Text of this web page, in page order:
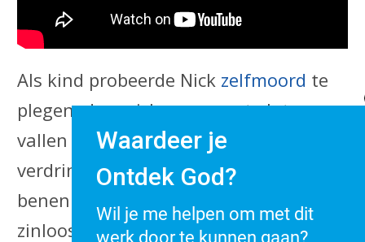
Als kind probeerde Nick zelfmoord te
plegen, door zich voorover te laten
vallen in bad, in de hoop dat hij zou
verdrinken. Hij had geen armen of
benen en vond zijn leven volkomen
zinloos.
Waardeer je
Ontdek God?
Wil je me helpen om met dit
werk door te kunnen gaan?